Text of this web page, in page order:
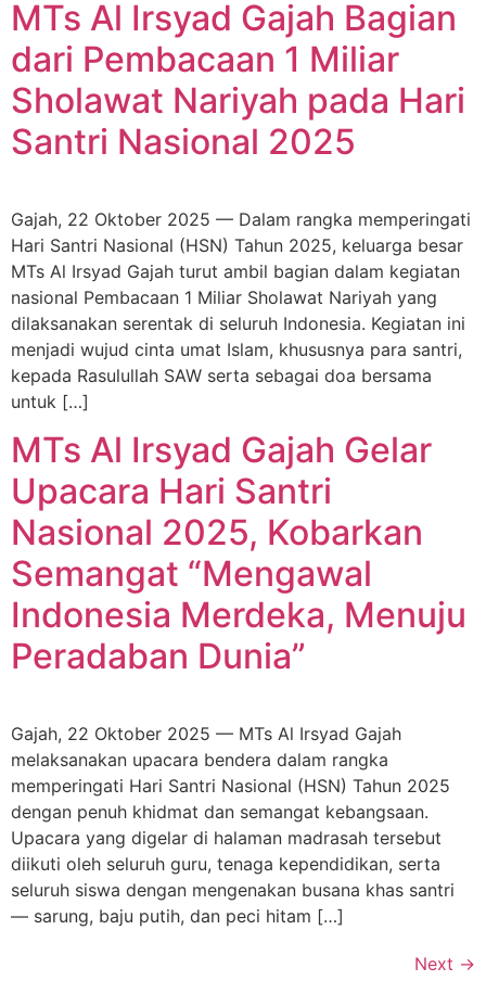
MTs Al Irsyad Gajah Bagian
dari Pembacaan 1 Miliar
Sholawat Nariyah pada Hari
Santri Nasional 2025
Gajah, 22 Oktober 2025 — Dalam rangka memperingati
Hari Santri Nasional (HSN) Tahun 2025, keluarga besar
MTs Al Irsyad Gajah turut ambil bagian dalam kegiatan
nasional Pembacaan 1 Miliar Sholawat Nariyah yang
dilaksanakan serentak di seluruh Indonesia. Kegiatan ini
menjadi wujud cinta umat Islam, khususnya para santri,
kepada Rasulullah SAW serta sebagai doa bersama
untuk […]
MTs Al Irsyad Gajah Gelar
Upacara Hari Santri
Nasional 2025, Kobarkan
Semangat “Mengawal
Indonesia Merdeka, Menuju
Peradaban Dunia”
Gajah, 22 Oktober 2025 — MTs Al Irsyad Gajah
melaksanakan upacara bendera dalam rangka
memperingati Hari Santri Nasional (HSN) Tahun 2025
dengan penuh khidmat dan semangat kebangsaan.
Upacara yang digelar di halaman madrasah tersebut
diikuti oleh seluruh guru, tenaga kependidikan, serta
seluruh siswa dengan mengenakan busana khas santri
— sarung, baju putih, dan peci hitam […]
Next →